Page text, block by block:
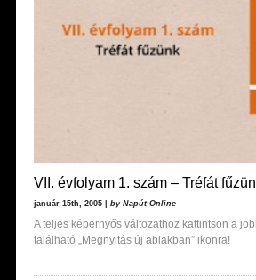
VII. évfolyam 1. szám – Tréfát
január 15th, 2005 | by Napút Online
A teljes képernyős változathoz kattintson a
található „Megnyitás új ablakban” ikonra!